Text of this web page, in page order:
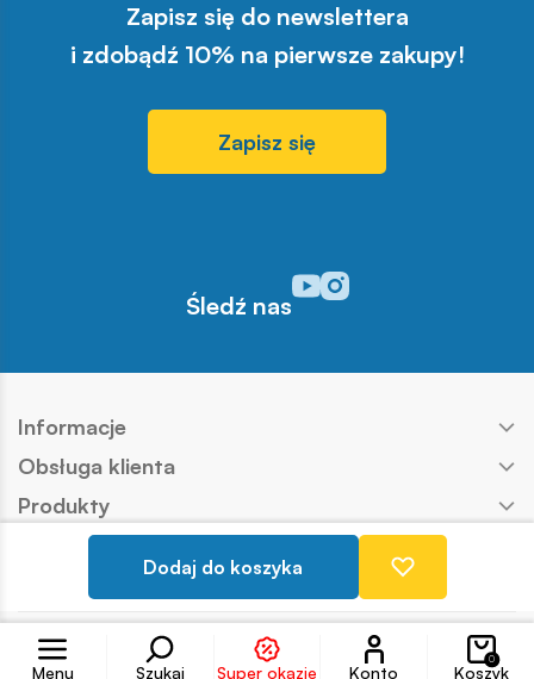
Menu Szukaj Super okazje
Konto
Konto
0
Koszyk
Dodaj do koszyka
Zapisz się do newslettera
i zdobądź 10% na pierwsze zakupy!
Zapisz się
Śledź nas
Odwiedź nasz profil w
Odwiedź nasz profil w
Informacje
Obsługa klienta
Produkty
Kontakt
Copyright © COBI SA Realizacja: Ideo